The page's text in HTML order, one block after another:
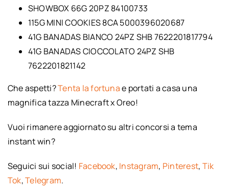
SHOWBOX 66G 20PZ 84100733
115G MINI COOKIES 8CA 5000396020687
41G BANADAS BIANCO 24PZ SHB 7622201817794
41G BANADAS CIOCCOLATO 24PZ SHB
7622201821142
Che aspetti?Tenta la fortunae portati a casa una
magnifica tazza Minecraft x Oreo!
Vuoi rimanere aggiornato su altri concorsi a tema
instant win?
Seguici sui social! Facebook, Instagram, Pinterest, Tik
Tok,Telegram.